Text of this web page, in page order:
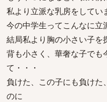
私より立派な乳房をしてい
今の中学生ってこんなに立
結局私より胸の小さい子を
背も小さく、華奢な子で
て・・・
負けた、この子にも負けた
のに